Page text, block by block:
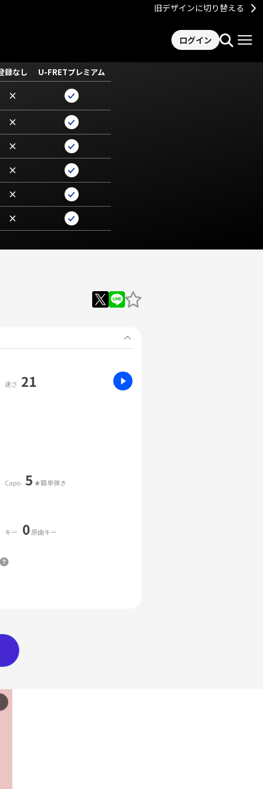
旧デザインに切り替える
ログイン
録なし U-FRETプレミアム
×
×
×
×
×
×
速さ 21
Capo 5 ★簡単弾き
キー 0原曲キー